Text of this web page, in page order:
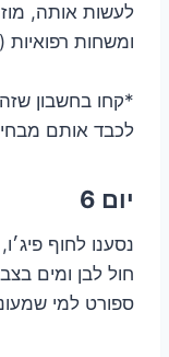
לעשות אותה,
ומשחות רפואיות
*קחו בחשבון
לכבד אותם
יום 6
נסענו לחוף
חול לבן ומים
ספורט למי